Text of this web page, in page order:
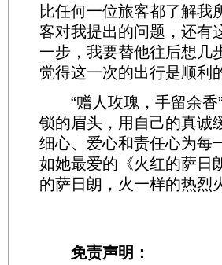
比任何一位旅客都了解我
客对我提出的问题，还有
一步，我要替他往后想几
觉得这一次的出行是顺利
“赠人玫瑰，手留余香”
锁的眉头，用自己的真诚
细心、爱心和责任心为每
如她最爱的《火红的萨日
的萨日朗，火一样的热烈
免责声明：